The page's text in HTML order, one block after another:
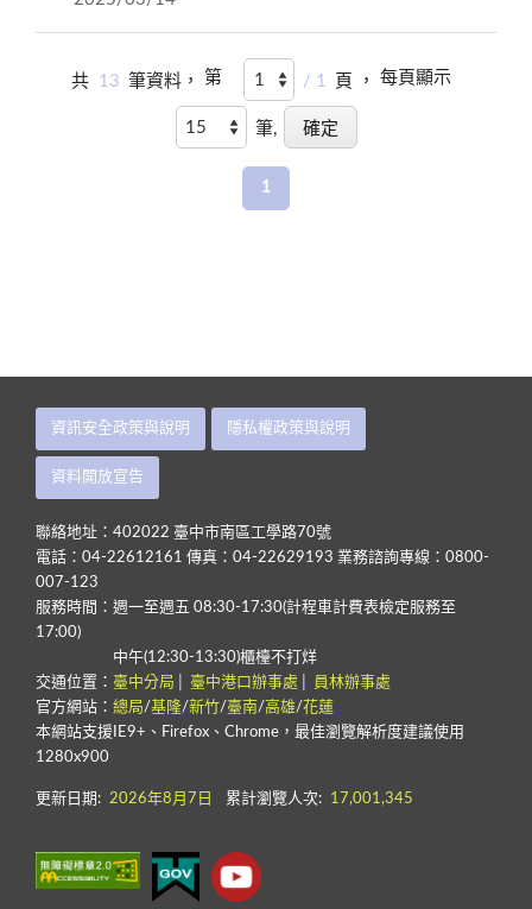
共 13 筆資料， 第 / 1 頁 ，每頁顯示
筆,
1
資訊安全政策與說明 隱私權政策與說明
資料開放宣告
聯絡地址：402022 臺中市南區工學路70號
電話：04-22612161 傳真：04-22629193 業務諮詢專線：0800-
007-123
服務時間：週一至週五 08:30-17:30(計程車計費表檢定服務至
17:00)
中午(12:30-13:30)櫃檯不打烊
交通位置： 臺中分局 臺中港口辦事處
員林辦事處
官方網站： 總局/基隆/新竹/臺南/高雄/花蓮
本網站支援IE9+、Firefox、Chrome，最佳瀏覽解析度建議使用
1280x900
更新日期: 2026年8月7日 累計瀏覽人次: 17,001,345